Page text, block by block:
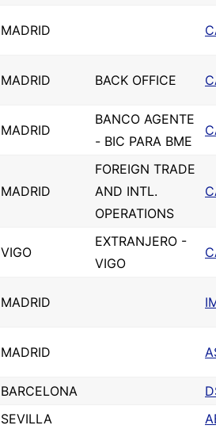
MADRID
MADRID BACK OFFICE
MADRID
BANCO AGENTE
- BIC PARA BME
MADRID
FOREIGN TRADE
AND INTL.
OPERATIONS
VIGO
EXTRANJERO -
VIGO
MADRID
MADRID
BARCELONA
SEVILLA